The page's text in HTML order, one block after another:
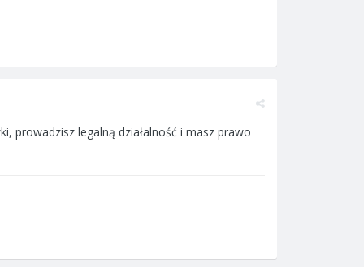
prowadzisz legalną działalność i masz prawo